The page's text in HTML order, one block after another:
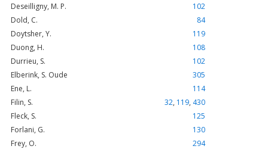
Deseilligny, M. P.
102
Dold, C.
84
Doytsher, Y.
119
Duong, H.
108
Durrieu, S.
102
Elberink, S. Oude
305
Ene, L.
114
Filin, S.
32, 119, 430
Fleck, S.
125
Forlani, G.
130
Frey, O.
294